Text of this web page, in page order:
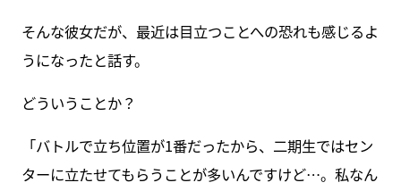
そんな彼女だが、最近は目立つことへの恐れも感じるよ
うになったと話す。
どういうことか？
「バトルで立ち位置が1番だったから、二期生ではセン
ターに立たせてもらうことが多いんですけど…。私なん